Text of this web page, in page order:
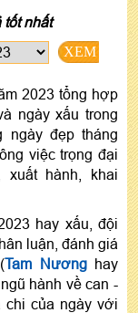
tốt nhất
XEM
2023 tổng hợp
ngày xấu trong
đẹp tháng
việc trọng đại
xuất hành, khai
hay xấu, đội
luận, đánh giá
Tam Nươnghay
hành về can -
chi của ngày với